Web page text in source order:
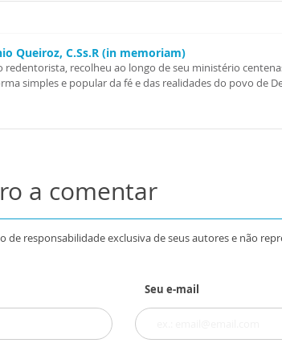
Queiroz, C.Ss.R (in memoriam)
redentorista, recolheu ao longo de seu ministério
simples e popular da fé e das realidades do povo de
a comentar
de responsabilidade exclusiva de seus autores e não
Seu e-mail